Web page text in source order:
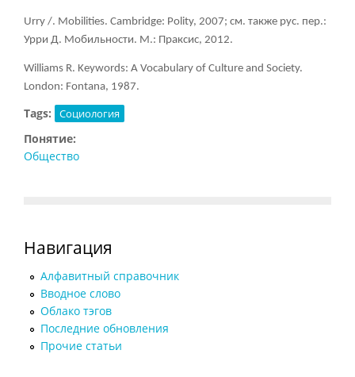
Urry /. Mobilities. Cambridge: Polity, 2007; см. также рус. пер.:
Урри Д. Мобильности. М.: Праксис, 2012.
Williams R. Keywords: A Vocabulary of Culture and Society.
London: Fontana, 1987.
Tags: Социология
Понятие:
Общество
Навигация
Алфавитный справочник
Вводное слово
Облако тэгов
Последние обновления
Прочие статьи